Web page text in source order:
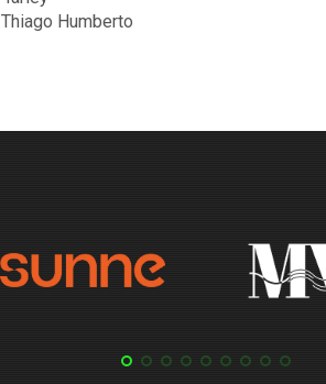
Thiago Humberto